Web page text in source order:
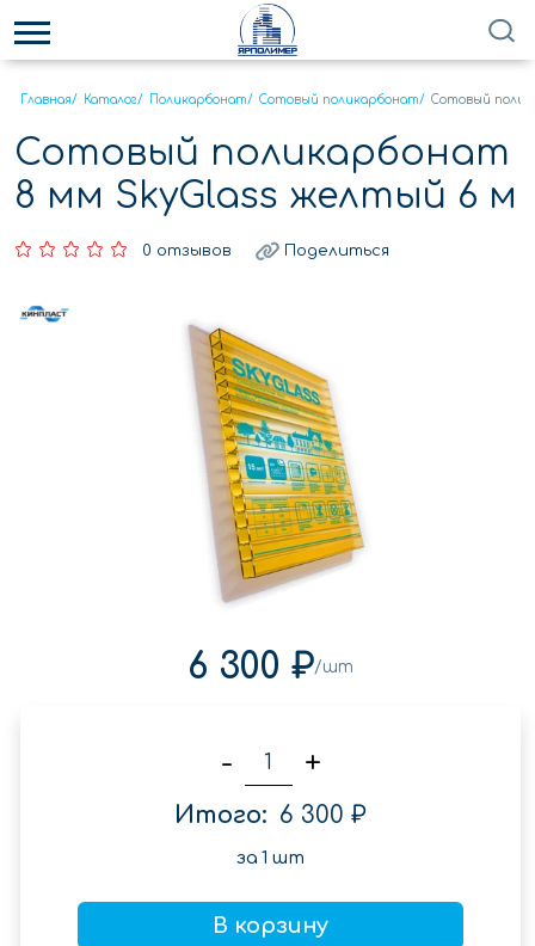
Главная/ Каталог/ Поликарбонат/ Сотовый поликарбонат/ Сотовый
Сотовый поликарбонат
8 мм SkyGlass желтый 6 м
0 отзывов Поделиться
6 300 ₽/шт
- +
Итого: 6 300 ₽
за 1 шт
В корзину